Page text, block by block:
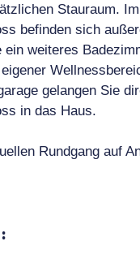
Stauraum. Im
befinden sich
ein weiteres
gelangen Sie
in das Haus.
Rundgang auf